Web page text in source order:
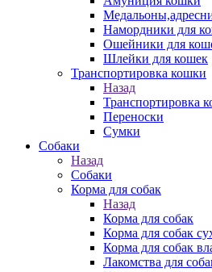
Намордники для
Ошейники для
Шлейки для кошек
Транспортировка кошки
Назад
Транспортировка
Переноски
Сумки
Собаки
Назад
Собаки
Корма для собак
Назад
Корма для собак
Корма для собак
Корма для собак
Лакомства для